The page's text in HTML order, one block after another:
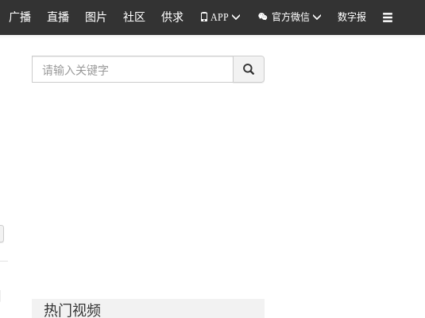
广播 直播 图片 社区 供求 APP  官方微信 数字报
热门视频